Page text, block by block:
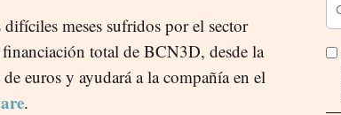
meses sufridos por el sector
total de BCN3D, desde la
euros y ayudará a la compañía en el
.